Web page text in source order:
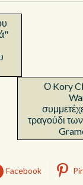
Ο Kory
τραγούδι
Facebook